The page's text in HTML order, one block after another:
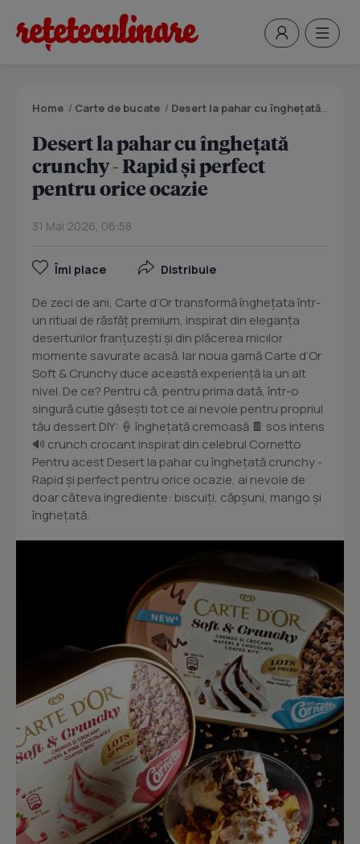
Home / Carte de bucate / Desert la pahar cu înghețată crunchy - Rapid și perfect pentru orice ocazie
Desert la pahar cu înghețată
crunchy - Rapid și perfect
pentru orice ocazie
31 Mai 2026, 06:58
Îmi place Distribuie
De zeci de ani, Carte d’Or transformă înghețata într-
un ritual de răsfăț premium, inspirat din eleganța
deserturilor franțuzești și din plăcerea micilor
momente savurate acasă. Iar noua gamă Carte d’Or
Soft & Crunchy duce această experiență la un alt
nivel. De ce? Pentru că, pentru prima dată, într-o
singură cutie găsești tot ce ai nevoie pentru propriul
tău dessert DIY: 🍦 înghețată cremoasă 🍫 sos intens
🔊 crunch crocant inspirat din celebrul Cornetto
Pentru acest Desert la pahar cu înghețată crunchy -
Rapid și perfect pentru orice ocazie, ai nevoie de
doar câteva ingrediente: biscuiți, căpșuni, mango și
înghețată.